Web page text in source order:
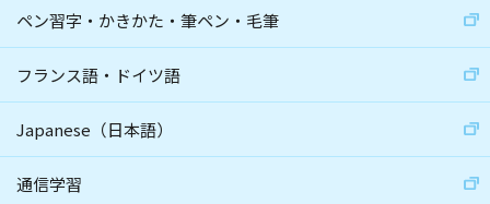
ペン習字・かきかた・筆ペン・毛筆
フランス語・ドイツ語
Japanese（日本語）
通信学習